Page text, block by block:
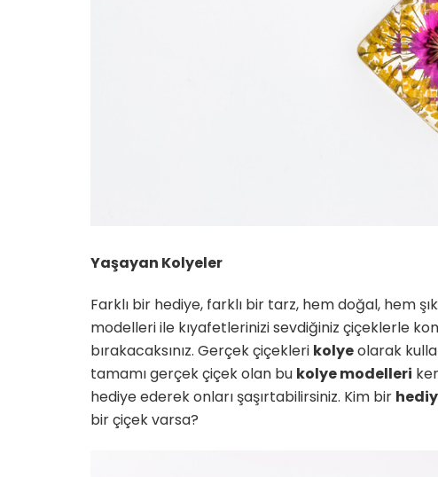
Yaşayan Kolyeler
Farklı bir hediye, farklı bir tarz, hem doğal, hem
modelleri ile kıyafetlerinizi sevdiğiniz çiçeklerle
bırakacaksınız. Gerçek çiçekleri kolyeolarak
tamamı gerçek çiçek olan bu kolye modelleri
hediye ederek onları şaşırtabilirsiniz. Kim bir
bir çiçek varsa?